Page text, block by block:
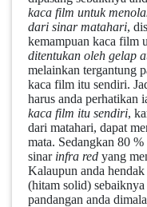
kaca film untuk
dari sinar matahari,
kemampuan kaca film
ditentukan oleh gelap
melainkan tergantung
kaca film itu sendiri.
harus anda perhatikan
kaca film itu sendiri,
dari matahari, dapat
mata. Sedangkan 80
sinar infra red yang
Kalaupun anda
(hitam solid)
pandangan anda